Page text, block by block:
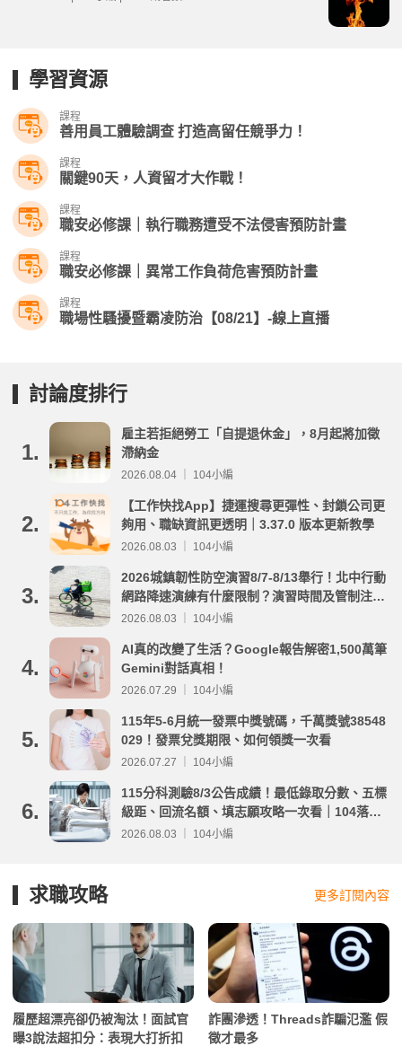
學習資源
課程
善用員工體驗調查 打造高留任競爭力！
課程
關鍵90天，人資留才大作戰！
課程
職安必修課｜執行職務遭受不法侵害預防計畫
課程
職安必修課｜異常工作負荷危害預防計畫
課程
職場性騷擾暨霸凌防治【08/21】-線上直播
討論度排行
1.
雇主若拒絕勞工「自提退休金」，8月起將加徵
滯納金
2026.08.04 ｜ 104小編
2.
【工作快找App】捷運搜尋更彈性、封鎖公司更
夠用、職缺資訊更透明｜3.37.0 版本更新教學
2026.08.03 ｜ 104小編
3.
2026城鎮韌性防空演習8/7-8/13舉行！北中行動
網路降速演練有什麼限制？演習時間及管制注意
事項整理
2026.08.03 ｜ 104小編
4.
AI真的改變了生活？Google報告解密1,500萬筆
Gemini對話真相！
2026.07.29 ｜ 104小編
5.
115年5-6月統一發票中獎號碼，千萬獎號38548
029！發票兌獎期限、如何領獎一次看
2026.07.27 ｜ 104小編
6.
115分科測驗8/3公告成績！最低錄取分數、五標
級距、回流名額、填志願攻略一次看｜104落點
分析
2026.08.03 ｜ 104小編
求職攻略 更多訂閱內容
履歷超漂亮卻仍被淘汰！面試官
曝3說法超扣分：表現大打折扣
詐團滲透！Threads詐騙氾濫 假
徵才最多